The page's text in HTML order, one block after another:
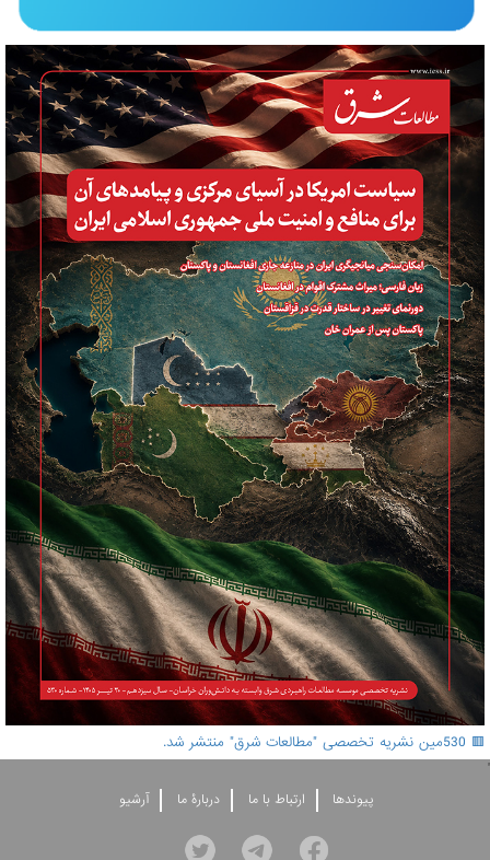
🟥 530مین نشریه تخصصی "مطالعات شرق" منتشر شد.
'
پيوندها ارتباط با ما دربارۀ ما آرشيو